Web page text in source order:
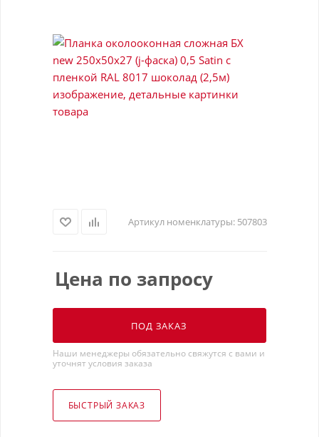
Артикул номенклатуры: 507803
Цена по запросу
ПОД ЗАКАЗ
Наши менеджеры обязательно свяжутся с вами и
уточнят условия заказа
БЫСТРЫЙ ЗАКАЗ